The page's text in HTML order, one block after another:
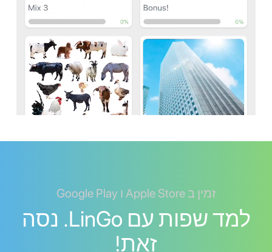
זמין ב Apple Store ו Google Play
למד שפות עם LinGo. נסה
זאת!